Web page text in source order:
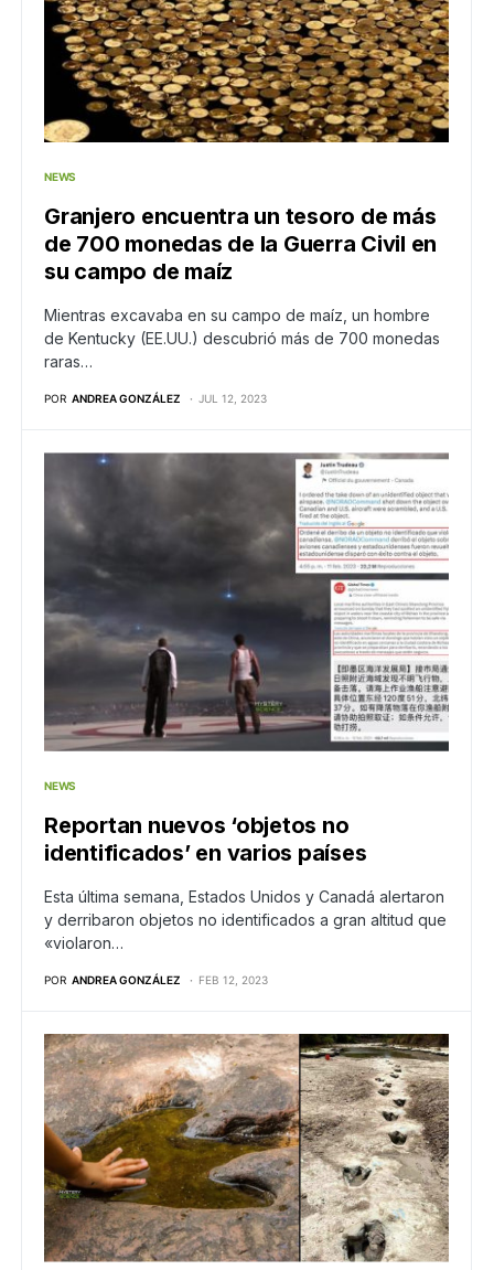
NEWS
Granjero encuentra un tesoro de más
de 700 monedas de la Guerra Civil en
su campo de maíz
Mientras excavaba en su campo de maíz, un hombre
de Kentucky (EE.UU.) descubrió más de 700 monedas
raras…
POR ANDREA GONZÁLEZ JUL 12, 2023
NEWS
Reportan nuevos ‘objetos no
identificados’ en varios países
Esta última semana, Estados Unidos y Canadá alertaron
y derribaron objetos no identificados a gran altitud que
«violaron…
POR ANDREA GONZÁLEZ FEB 12, 2023